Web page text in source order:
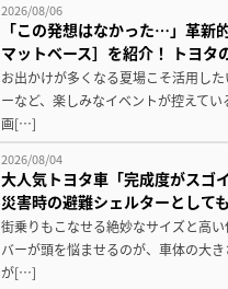
2026/08/06
「この発想はなかった…」革新
マットベース］を紹介！ トヨタ
お出かけが多くなる夏場こそ活用し
ーなど、楽しみなイベントが控えて
画[…]
2026/08/04
大人気トヨタ車「完成度がスゴ
災害時の避難シェルターとして
街乗りもこなせる絶妙なサイズと高
バーが頭を悩ませるのが、車体の大
が[…]